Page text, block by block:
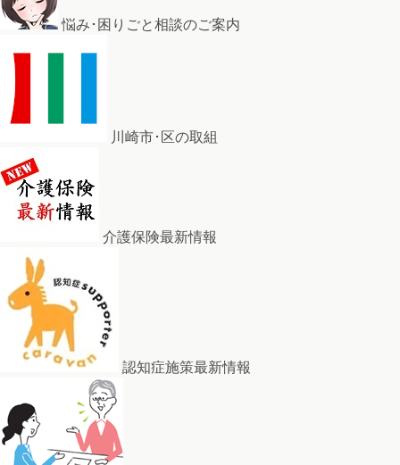
悩み･困りごと相談のご案内
川崎市･区の取組
介護保険最新情報
認知症施策最新情報